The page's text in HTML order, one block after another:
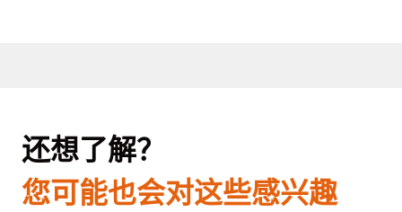
还想了解？
您可能也会对这些感兴趣